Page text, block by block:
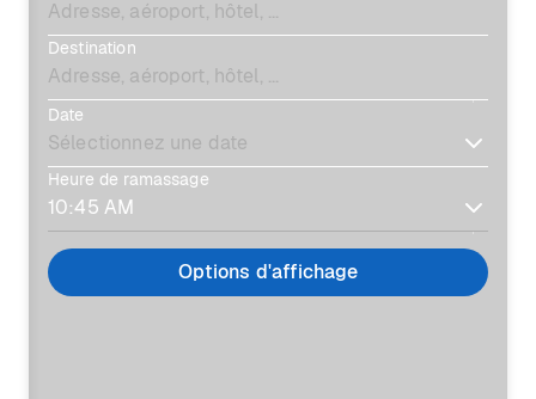
Destination
Date
Heure de ramassage
Options d'affichage